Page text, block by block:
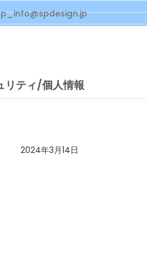
リティ/個人情報
2024年3月14日